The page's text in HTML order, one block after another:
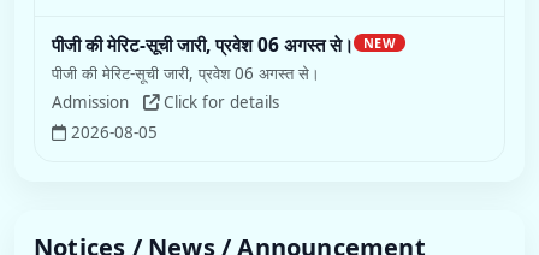
पीजी की मेरिट-सूची जारी, प्रवेश 06 अगस्त से। NEW
पीजी की मेरिट-सूची जारी, प्रवेश 06 अगस्त से।
Admission
Click for details
2026-08-05
Notices / News / Announcement